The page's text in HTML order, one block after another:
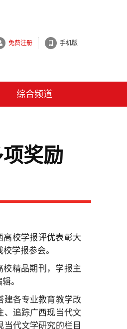
免费注册 手机版
综合频道
奖励
高校学报评优表彰大
学报参会。
校精品期刊，学报主
。
建各专业教育教学改
、追踪广西现当代文
代文学研究的栏目